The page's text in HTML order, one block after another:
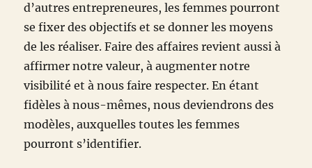
d’autres entrepreneures, les femmes pourront
se fixer des objectifs et se donner les moyens
de les réaliser. Faire des affaires revient aussi à
affirmer notre valeur, à augmenter notre
visibilité et à nous faire respecter. En étant
fidèles à nous-mêmes, nous deviendrons des
modèles, auxquelles toutes les femmes
pourront s’identifier.